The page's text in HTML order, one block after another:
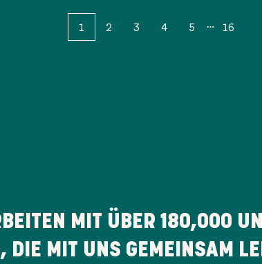
1 2 3 4 5 16
MIT ÜBER 180,000
DIE MIT UNS GEMEINSAM